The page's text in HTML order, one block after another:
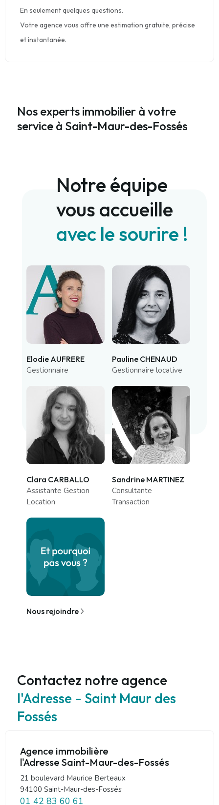
En seulement quelques questions.
Votre agence vous offre une estimation gratuite, précise
et instantanée.
Nos experts immobilier à votre
service à Saint-Maur-des-Fossés
Notre équipe
vous accueille
avec le sourire !
Elodie AUFRERE
Gestionnaire
Pauline CHENAUD
Gestionnaire locative
Clara CARBALLO
Assistante Gestion
Location
Sandrine MARTINEZ
Consultante
Transaction
Nous rejoindre
Contactez notre agence
l'Adresse - Saint Maur des
Fossés
Agence immobilière
l'Adresse Saint-Maur-des-Fossés
21 boulevard Maurice Berteaux
94100 Saint-Maur-des-Fossés
01 42 83 60 61